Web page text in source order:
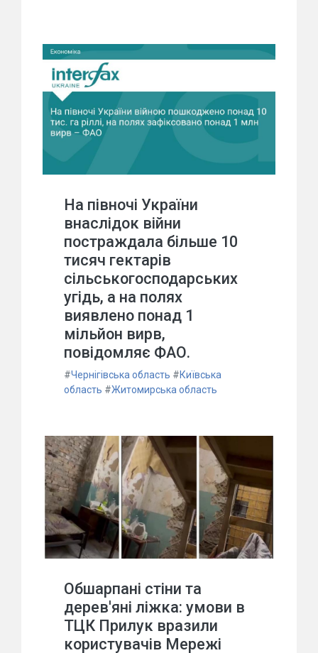
На півночі України
внаслідок війни
постраждала більше 10
тисяч гектарів
сільськогосподарських
угідь, а на полях
виявлено понад 1
мільйон вирв,
повідомляє ФАО.
#Чернігівська область #Київська
область #Житомирська область
Обшарпані стіни та
дерев'яні ліжка: умови в
ТЦК Прилук вразили
користувачів Мережі